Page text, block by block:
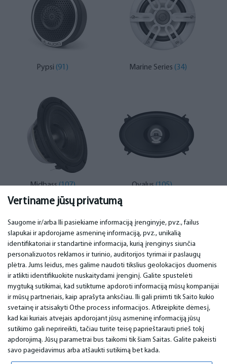
Vertiname jūsų privatumą
Saugome ir/arba Ili pasiekiame informaciją įrenginyje, pvz., failus
slapukai ir apdorojame asmeninę informaciją, pvz., unikalią
identifikatoriai ir standartinė informacija, kurią įrenginys siunčia
personalizuotos reklamos ir turinio, auditorijos tyrimai ir paslaugų
plėtra. Jums leidus, mes galime naudoti tikslius geolokacijos duomenis
ir atlikti identifikuokite nuskaitydami įrenginį. Galite spustelėti
mygtuką sutikimai, kad sutiktume apdoroti informaciją mūsų kompanijai
ir mūsų partneriais, kaip aprašyta anksčiau. Ili gali priimti tik Saito kukio
svetainę ir atsisakyti Othe process informacijos. Atkreipkite dėmesį,
kad kai kuriais atvejais apdorojant jūsų asmeninę informaciją jūsų
sutikimo gali neprireikti, tačiau turite teisę paprieštarauti prieš tokį
apdorojimą. Jūsų parametrai bus taikomi tik šiam Saitas. Galite pakeisti
savo pageidavimus arba atšaukti sutikimą bet kada.
Pypsi (91) Marine Series (34)
Midbass(107) Ovalus(105)
SVARBU
Garantija
Mokėjimas
Naudojimo sąlygos
Privatumo politika
Kontaktai
Nuotolinė sutartis
KONTAKTINIAI DUOMENYS
Telefonas. +370 37248857
email: info@bm.lv
WhatsApp +371 27725222
Latvia, Riga, Krasta 89, LV-1019
© 2026 All Rights Reserved.